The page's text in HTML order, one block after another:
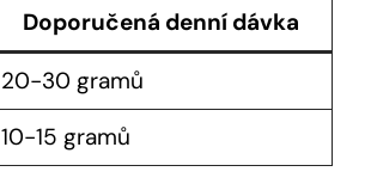
Doporučená denní dávka
20-30 gramů
10-15 gramů